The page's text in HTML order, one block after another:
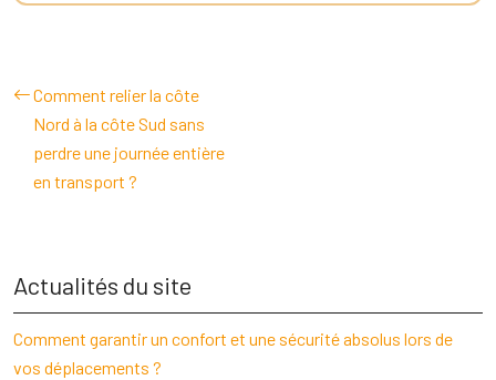
Comment relier la côte
Nord à la côte Sud sans
perdre une journée entière
en transport ?
Actualités du site
Comment garantir un confort et une sécurité absolus lors de
vos déplacements ?